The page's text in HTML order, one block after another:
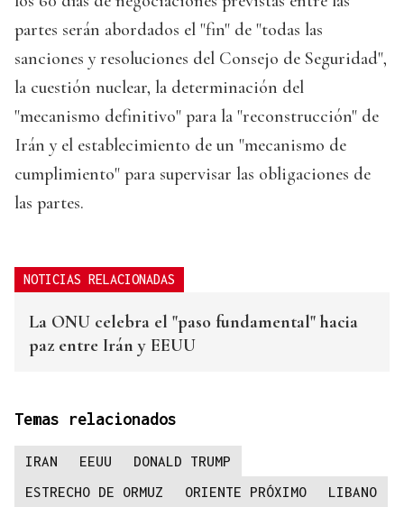
partes serán abordados el "fin" de "todas las
sanciones y resoluciones del Consejo de Seguridad",
la cuestión nuclear, la determinación del
"mecanismo definitivo" para la "reconstrucción" de
Irán y el establecimiento de un "mecanismo de
cumplimiento" para supervisar las obligaciones de
las partes.
NOTICIAS RELACIONADAS
La ONU celebra el "paso fundamental" hacia
paz entre Irán y EEUU
Temas relacionados
IRAN EEUU
DONALD TRUMP
ESTRECHO DE ORMUZ
ORIENTE PRÓXIMO LIBANO